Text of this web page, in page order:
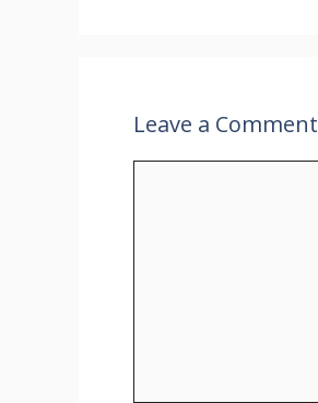
Leave a Comment